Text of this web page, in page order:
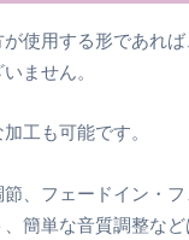
使用する形であれ
ません。
工も可能です。
、フェードイン・フ
簡単な音質調整な